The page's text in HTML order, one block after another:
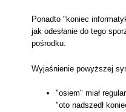
Ponadto "koniec
jak odesłanie do tego
pośrodku.
Wyjaśnienie powyższej
"osiem" miał
"oto nadszedł